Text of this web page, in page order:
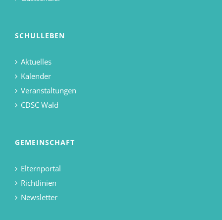
SCHULLEBEN
Aktuelles
Kalender
Veranstaltungen
CDSC Wald
GEMEINSCHAFT
Elternportal
Richtlinien
Newsletter